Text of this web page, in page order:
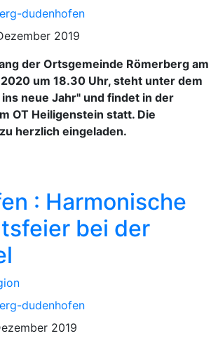
dudenhofen
2019
der Ortsgemeinde Römerberg am
um 18.30 Uhr, steht unter dem
neue Jahr" und findet in der
OT Heiligenstein statt. Die
herzlich eingeladen.
: Harmonische
bei der
dudenhofen
2019